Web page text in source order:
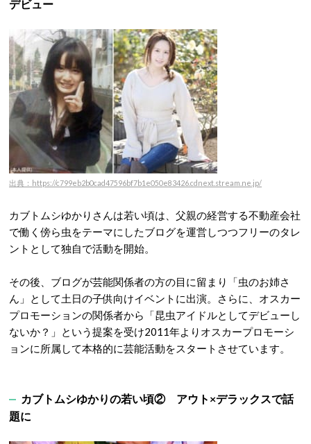
デビュー
出典：https://c799eb2b0cad47596bf7b1e050e83426.cdnext.stream.ne.jp/
カブトムシゆかりさんは若い頃は、父親の経営する不動産会社
で働く傍ら虫をテーマにしたブログを運営しつつフリーのタレ
ントとして独自で活動を開始。
その後、ブログが芸能関係者の方の目に留まり「虫のお姉さ
ん」として土日の子供向けイベントに出演。さらに、オスカー
プロモーションの関係者から「昆虫アイドルとしてデビューし
ないか？」という提案を受け2011年よりオスカープロモーシ
ョンに所属して本格的に芸能活動をスタートさせています。
カブトムシゆかりの若い頃② アウト×デラックスで話
題に